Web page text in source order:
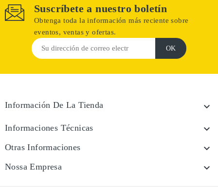
Suscríbete a nuestro boletín
Obtenga toda la información más reciente sobre
eventos, ventas y ofertas.
Información De La Tienda 
Informaciones Técnicas 
Otras Informaciones 
Nossa Empresa 